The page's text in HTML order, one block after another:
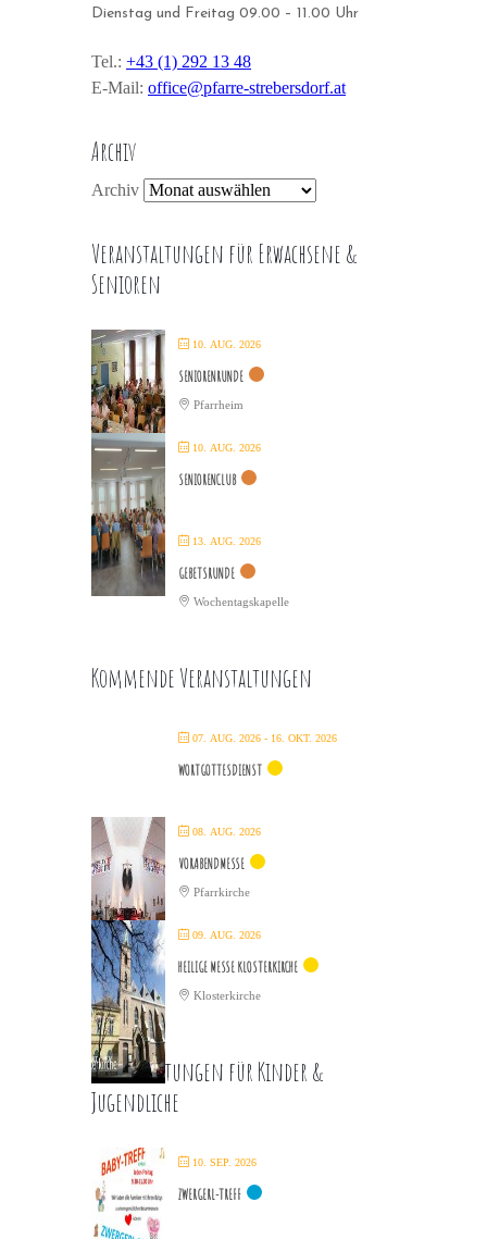
Dienstag und Freitag 09.00 – 11.00 Uhr
Tel.: +43 (1) 292 13 48
E-Mail: office@pfarre-strebersdorf.at
Archiv
Archiv
Veranstaltungen für Erwachsene &
Senioren
10. AUG. 2026
SENIORENRUNDE
Pfarrheim
10. AUG. 2026
SENIORENCLUB
13. AUG. 2026
GEBETSRUNDE
Wochentagskapelle
Kommende Veranstaltungen
07. AUG. 2026 - 16. OKT. 2026
WORTGOTTESDIENST
08. AUG. 2026
VORABENDMESSE
Pfarrkirche
09. AUG. 2026
HEILIGE MESSE KLOSTERKIRCHE
Klosterkirche
Veranstaltungen für Kinder &
Jugendliche
10. SEP. 2026
ZWERGERL-TREFF